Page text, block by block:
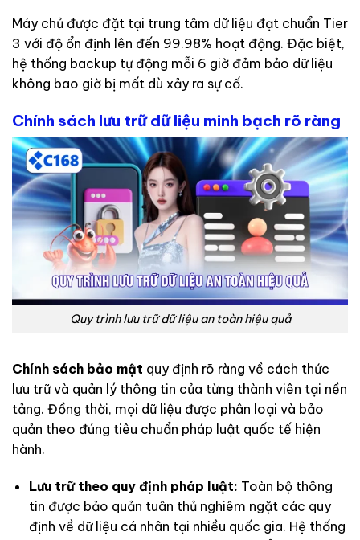
Máy chủ được đặt tại trung tâm dữ liệu đạt chuẩn Tier
3 với độ ổn định lên đến 99.98% hoạt động. Đặc biệt,
hệ thống backup tự động mỗi 6 giờ đảm bảo dữ liệu
không bao giờ bị mất dù xảy ra sự cố.
Chính sách lưu trữ dữ liệu minh bạch rõ ràng
Quy trình lưu trữ dữ liệu an toàn hiệu quả
Chính sách bảo mật quy định rõ ràng về cách thức
lưu trữ và quản lý thông tin của từng thành viên tại nền
tảng. Đồng thời, mọi dữ liệu được phân loại và bảo
quản theo đúng tiêu chuẩn pháp luật quốc tế hiện
hành.
Lưu trữ theo quy định pháp luật: Toàn bộ thông
tin được bảo quản tuân thủ nghiêm ngặt các quy
định về dữ liệu cá nhân tại nhiều quốc gia. Hệ thống